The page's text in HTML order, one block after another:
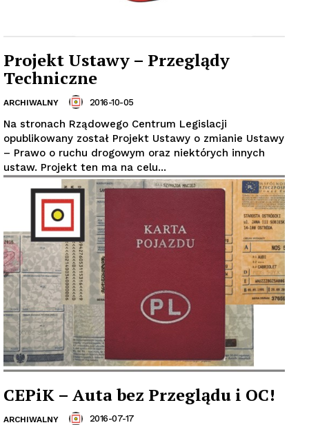
Projekt Ustawy – Przeglądy
Techniczne
ARCHIWALNY 2016-10-05
Na stronach Rządowego Centrum Legislacji
opublikowany został Projekt Ustawy o zmianie Ustawy
– Prawo o ruchu drogowym oraz niektórych innych
ustaw. Projekt ten ma na celu...
CEPiK – Auta bez Przeglądu i OC!
ARCHIWALNY 2016-07-17